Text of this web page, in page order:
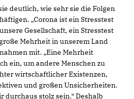
deutlich, wie sehr sie die Folgen
„Corona ist ein Stresstest
Gesellschaft, ein Stresstest
Mehrheit in unserem Land
mit. „Eine Mehrheit
ein, um andere Menschen zu
wirtschaftlicher Existenzen,
und großen Unsicherheiten.
durchaus stolz sein.“ Deshalb